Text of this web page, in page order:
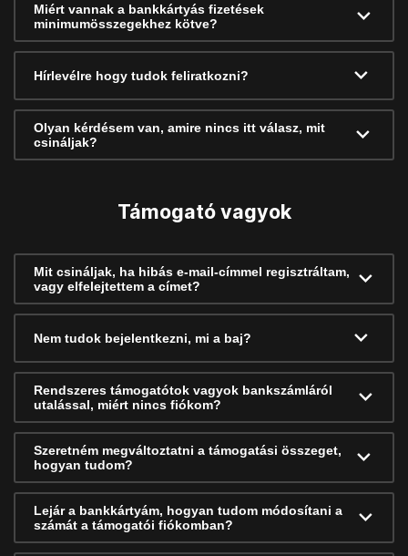
Miért vannak a bankkártyás fizetések
minimumösszegekhez kötve?
Hírlevélre hogy tudok feliratkozni?
Olyan kérdésem van, amire nincs itt válasz, mit
csináljak?
Támogató vagyok
Mit csináljak, ha hibás e-mail-címmel regisztráltam,
vagy elfelejtettem a címet?
Nem tudok bejelentkezni, mi a baj?
Rendszeres támogatótok vagyok bankszámláról
utalással, miért nincs fiókom?
Szeretném megváltoztatni a támogatási összeget,
hogyan tudom?
Lejár a bankkártyám, hogyan tudom módosítani a
számát a támogatói fiókomban?